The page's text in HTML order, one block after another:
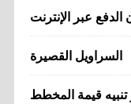
عبر الإنترنت
السراويل القصيرة
قيمة المخطط